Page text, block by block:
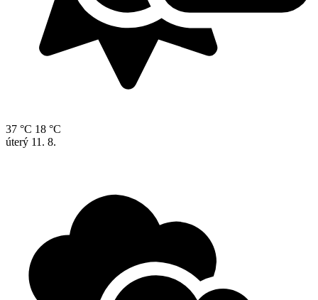
37 °C 18 °C
úterý 11. 8.